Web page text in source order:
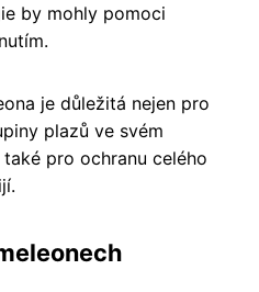
by mohly pomoci
je důležitá nejen pro
plazů ve svém
pro ochranu celého